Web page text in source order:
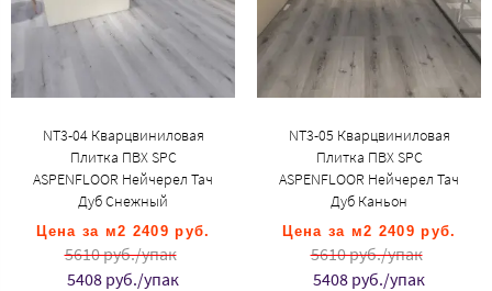
NT3-04 Кварцвиниловая
Плитка ПВХ SPC
ASPENFLOOR Нейчерел Тач
Дуб Снежный
Цена за м2 2409 руб.
5610 руб./упак
5408 руб./упак
NT3-05 Кварцвиниловая
Плитка ПВХ SPC
ASPENFLOOR Нейчерел Тач
Дуб Каньон
Цена за м2 2409 руб.
5610 руб./упак
5408 руб./упак